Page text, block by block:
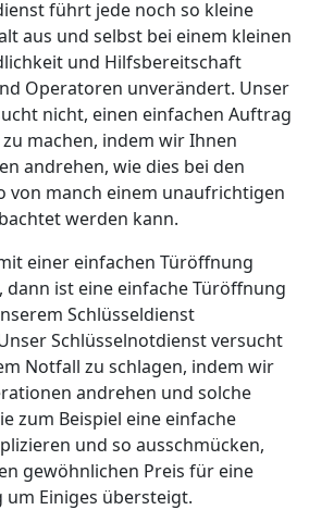
führt jede noch so kleine
aus und selbst bei einem kleinen
und Hilfsbereitschaft
Operatoren unverändert. Unser
nicht, einen einfachen Auftrag
machen, indem wir Ihnen
andrehen, wie dies bei den
von manch einem unaufrichtigen
werden kann.
einer einfachen Türöffnung
ist eine einfache Türöffnung
Schlüsseldienst
Schlüsselnotdienst versucht
Notfall zu schlagen, indem wir
andrehen und solche
zum Beispiel eine einfache
und so ausschmücken,
gewöhnlichen Preis für eine
Einiges übersteigt.